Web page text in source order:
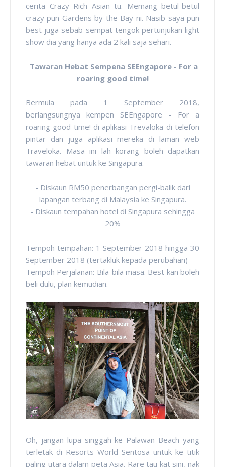
cerita Crazy Rich Asian tu. Memang betul-betul
crazy pun Gardens by the Bay ni. Nasib saya pun
best juga sebab sempat tengok pertunjukan light
show dia yang hanya ada 2 kali saja sehari.
Tawaran Hebat Sempena SEEngapore - For a
roaring good time!
Bermula pada 1 September 2018,
berlangsungnya kempen SEEngapore - For a
roaring good time! di aplikasi Trevaloka di telefon
pintar dan juga aplikasi mereka di laman web
Traveloka. Masa ini lah korang boleh dapatkan
tawaran hebat untuk ke Singapura.
- Diskaun RM50 penerbangan pergi-balik dari
lapangan terbang di Malaysia ke Singapura.
- Diskaun tempahan hotel di Singapura sehingga
20%
Tempoh tempahan: 1 September 2018 hingga 30
September 2018 (tertakluk kepada perubahan)
Tempoh Perjalanan: Bila-bila masa. Best kan boleh
beli dulu, plan kemudian.
Oh, jangan lupa singgah ke Palawan Beach yang
terletak di Resorts World Sentosa untuk ke titik
paling utara dalam peta Asia. Rare tau kat sini, nak